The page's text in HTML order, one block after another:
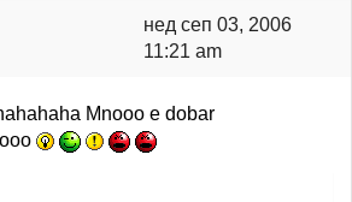
нед сеп 03, 2006
11:21 am
Mnooo e dobar